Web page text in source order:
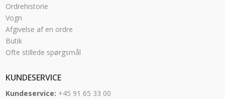
Ordrehistorie
Vogn
Afgivelse af en ordre
Butik
Ofte stillede spørgsmål
KUNDESERVICE
Kundeservice: +45 91 65 33 00